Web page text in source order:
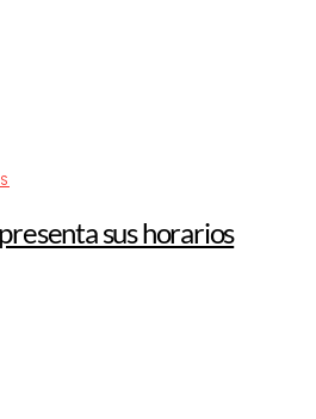
sus horarios